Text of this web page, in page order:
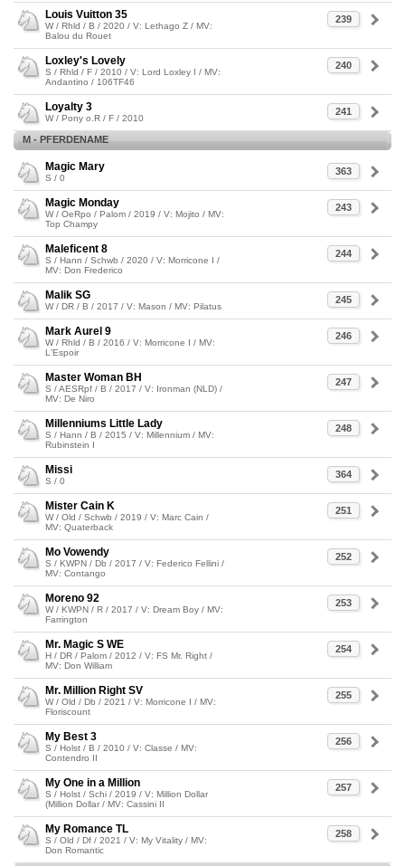
239
Louis Vuitton 35
W / Rhld / B / 2020 / V: Lethago Z / MV:
Balou du Rouet
240
Loxley's Lovely
S / Rhld / F / 2010 / V: Lord Loxley I / MV:
Andantino / 106TF46
241
Loyalty 3
W / Pony o.R / F / 2010
M - PFERDENAME
363
Magic Mary
S / 0
243
Magic Monday
W / OeRpo / Palom / 2019 / V: Mojito / MV:
Top Champy
244
Maleficent 8
S / Hann / Schwb / 2020 / V: Morricone I /
MV: Don Frederico
245
Malik SG
W / DR / B / 2017 / V: Mason / MV: Pilatus
246
Mark Aurel 9
W / Rhld / B / 2016 / V: Morricone I / MV:
L'Espoir
247
Master Woman BH
S / AESRpf / B / 2017 / V: Ironman (NLD) /
MV: De Niro
248
Millenniums Little Lady
S / Hann / B / 2015 / V: Millennium / MV:
Rubinstein I
364
Missi
S / 0
251
Mister Cain K
W / Old / Schwb / 2019 / V: Marc Cain /
MV: Quaterback
252
Mo Vowendy
S / KWPN / Db / 2017 / V: Federico Fellini /
MV: Contango
253
Moreno 92
W / KWPN / R / 2017 / V: Dream Boy / MV:
Farrington
254
Mr. Magic S WE
H / DR / Palom / 2012 / V: FS Mr. Right /
MV: Don William
255
Mr. Million Right SV
W / Old / Db / 2021 / V: Morricone I / MV:
Floriscount
256
My Best 3
S / Holst / B / 2010 / V: Classe / MV:
Contendro II
257
My One in a Million
S / Holst / Schi / 2019 / V: Million Dollar
(Million Dollar / MV: Cassini II
258
My Romance TL
S / Old / Df / 2021 / V: My Vitality / MV:
Don Romantic